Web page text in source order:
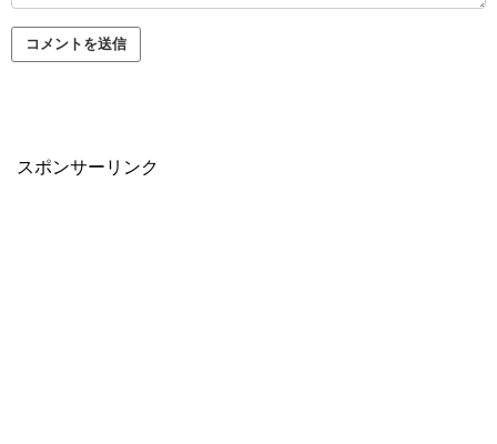
スポンサーリンク